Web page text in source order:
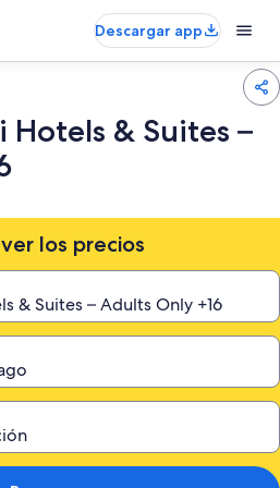
Descargar app
Hotels & Suites –
los precios